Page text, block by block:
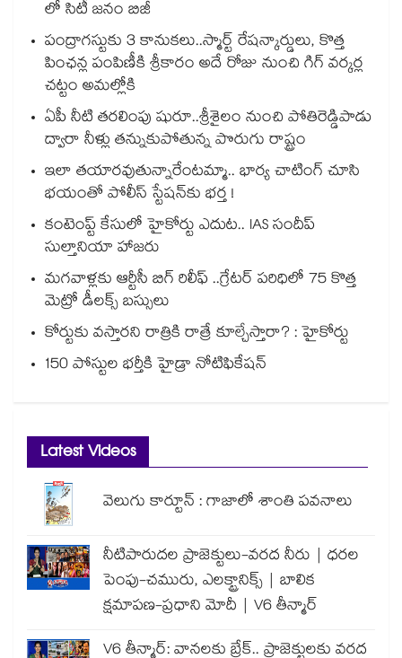
లో సిటీ జనం బిజీ
పంద్రాగస్టుకు 3 కానుకలు..స్మార్ట్ రేషన్కార్డులు, కొత్త
పింఛన్ల పంపిణీకి శ్రీకారం అదే రోజు నుంచి గిగ్ వర్కర్ల
చట్టం అమల్లోకి
ఏపీ నీటి తరలింపు షురూ..శ్రీశైలం నుంచి పోతిరెడ్డిపాడు
ద్వారా నీళ్లు తన్నుకుపోతున్న పొరుగు రాష్ట్రం
ఇలా తయారవుతున్నారేంటమ్మా.. భార్య చాటింగ్ చూసి
భయంతో పోలీస్ స్టేషన్⁫కు భర్త !
కంటెంప్ట్ కేసులో హైకోర్టు ఎదుట.. IAS సందీప్
సుల్తానియా హాజరు
మగవాళ్లకు ఆర్టీసీ బిగ్ రిలీఫ్ ..గ్రేటర్ పరిధిలో 75 కొత్త
మెట్రో డీలక్స్ బస్సులు
కోర్టుకు వస్తారని రాత్రికి రాత్రే కూల్చేస్తారా? : హైకోర్టు
150 పోస్టుల భర్తీకి హైడ్రా నోటిఫికేషన్
Latest Videos
వెలుగు కార్టూన్ : గాజాలో శాంతి పవనాలు
నీటిపారుదల ప్రాజెక్టులు-వరద నీరు | ధరల
పెంపు-చమురు, ఎలక్ట్రానిక్స్ | బాలిక
క్షమాపణ-ప్రధాని మోదీ | V6 తీన్మార్
V6 తీన్మార్: వానలకు బ్రేక్.. ప్రాజెక్టులకు వరద